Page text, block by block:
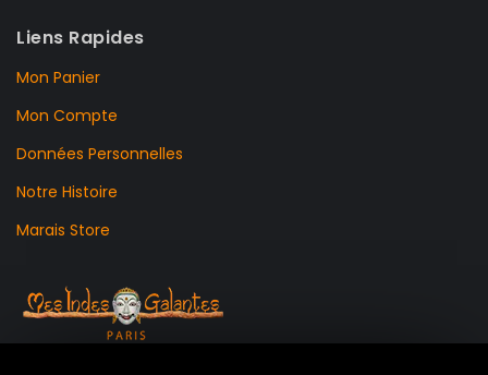
Liens Rapides
Mon Panier
Mon Compte
Données Personnelles
Notre Histoire
Marais Store